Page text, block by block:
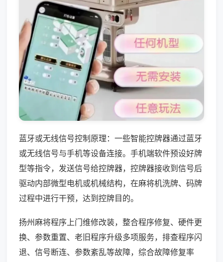
蓝牙或无线信号控制原理：一些智能控牌器通过蓝牙
或无线信号与手机等设备连接。手机端软件预设好牌
型等指令，发送信号给控牌器，控牌器接收到信号后
驱动内部微型电机或机械结构，在麻将机洗牌、码牌
过程中进行干预，达到控牌目的。
扬州麻将程序上门维修改装，整合程序修复、硬件更
换、参数重置、老旧程序升级多项服务，排查程序闪
退、信号断连、参数紊乱等故障，综合故障修复率